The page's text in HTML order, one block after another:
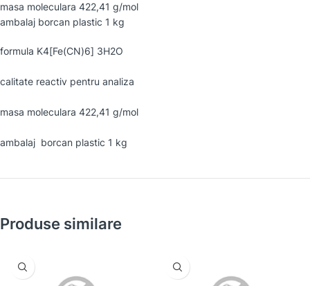
masa moleculara 422,41 g/mol
ambalaj borcan plastic 1 kg
formula K4[Fe(CN)6] 3H2O
calitate reactiv pentru analiza
masa moleculara 422,41 g/mol
ambalaj borcan plastic 1 kg
Produse similare